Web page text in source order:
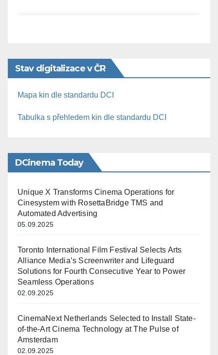
Stav digitalizace v ČR
Mapa kin dle standardu DCI
Tabulka s přehledem kin dle standardu DCI
DCinema Today
Unique X Transforms Cinema Operations for
Cinesystem with RosettaBridge TMS and
Automated Advertising
05.09.2025
Toronto International Film Festival Selects Arts
Alliance Media’s Screenwriter and Lifeguard
Solutions for Fourth Consecutive Year to Power
Seamless Operations
02.09.2025
CinemaNext Netherlands Selected to Install State-
of-the-Art Cinema Technology at The Pulse of
Amsterdam
02.09.2025